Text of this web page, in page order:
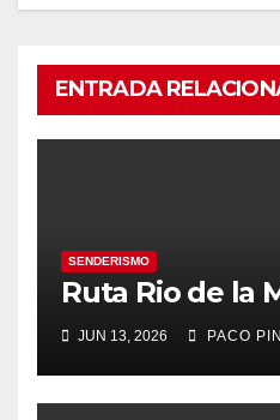
ENTRADA
SENDERISMO
Ruta Rio de la
JUN 13, 2026 PACO